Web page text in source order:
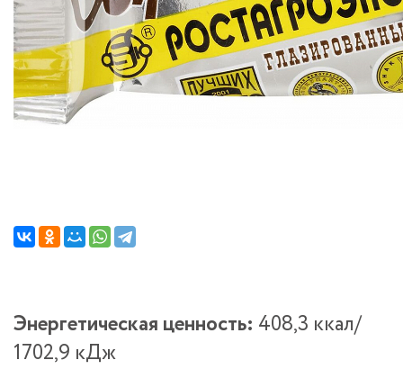
Энергетическая ценность: 408,3 ккал/
1702,9 кДж